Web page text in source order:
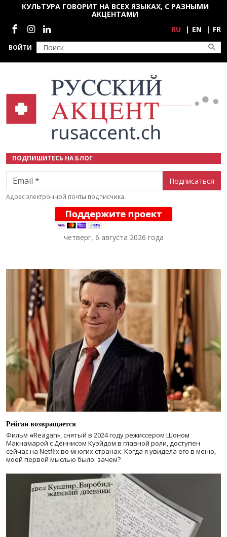
Перейти к основному содержанию
ВОЙТИ
КУЛЬТУРА ГОВОРИТ НА ВСЕХ ЯЗЫКАХ, С РАЗНЫМИ
АКЦЕНТАМИ
Социальные сети
RU EN FR
ПОДПИШИТЕСЬ НА БЛОГ
Email
Адрес электронной почты подписчика.
четверг, 6 августа 2026 года
Рейган возвращается
Фильм «Reagan», снятый в 2024 годурежиссером Шоном
Макнамарой с Деннисом Куэйдом в главной роли, доступен
сейчас на Netflix во многих странах. Когда я увидела его в меню,
моей первой мыслью было: зачем?